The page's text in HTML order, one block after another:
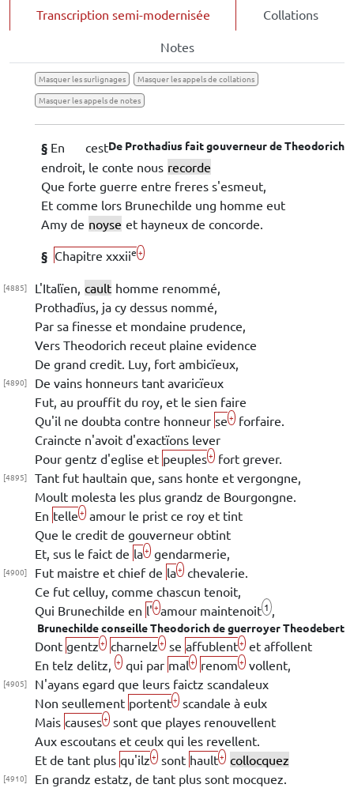
Transcription semi-modernisée Collations
Notes
Masquer les surlignages
Masquer les appels de collations
Masquer les appels de notes
De Prothadius fait gouverneur deTheodorich
§ En cest
endroit, le conte nous recorde
Que forte guerre entre freres s'esmeut,
Et comme lors Brunechilde ung homme eut
Amy de noyse et hayneux de concorde.
§ Chapitre xxxiie+
[4885] L'Italïen, cault homme renommé,
Prothadïus , ja cy dessus nommé,
Par sa finesse et mondaine prudence,
Vers Theodorich receut plaine evidence
De grand credit. Luy, fort ambicïeux,
[4890]
De vains honneurs tant avaricïeux
Fut, au prouffit du roy, et le sien faire
Qu'il ne doubta contre honneur se + forfaire.
Craincte n'avoit d'exactïons lever
Pour gentz d'eglise et peuples+ fort grever.
[4895]
Tant fut haultain que, sans honte et vergongne,
Moult molesta les plus grandz de Bourgongne
En telle + amour le prist ce roy et tint
Que le credit de gouverneur obtint
Et, sus le faict de la+ gendarmerie,
[4900] Fut maistre et chief de la+ chevalerie.
Ce fut celluy, comme chascun tenoit,
Qui Brunechilde en l' +amour maintenoit 1
BrunechildeconseilleTheodorichde guerroyerTheodebert
Dont gentz + charnelz + se affublent+ et affollent
En telz delitz,
+ qui par mal + renom + vollent,
[4905]
N'ayans egard que leurs faictz scandaleux
Non seullement portent+ scandale à eulx
Mais causes+ sont que playes renouvellent
Aux escoutans et ceulx qui les revellent.
Et de tant plus qu'ilz + sont hault+ collocquez
[4910]
En grandz estatz, de tant plus sont mocquez.